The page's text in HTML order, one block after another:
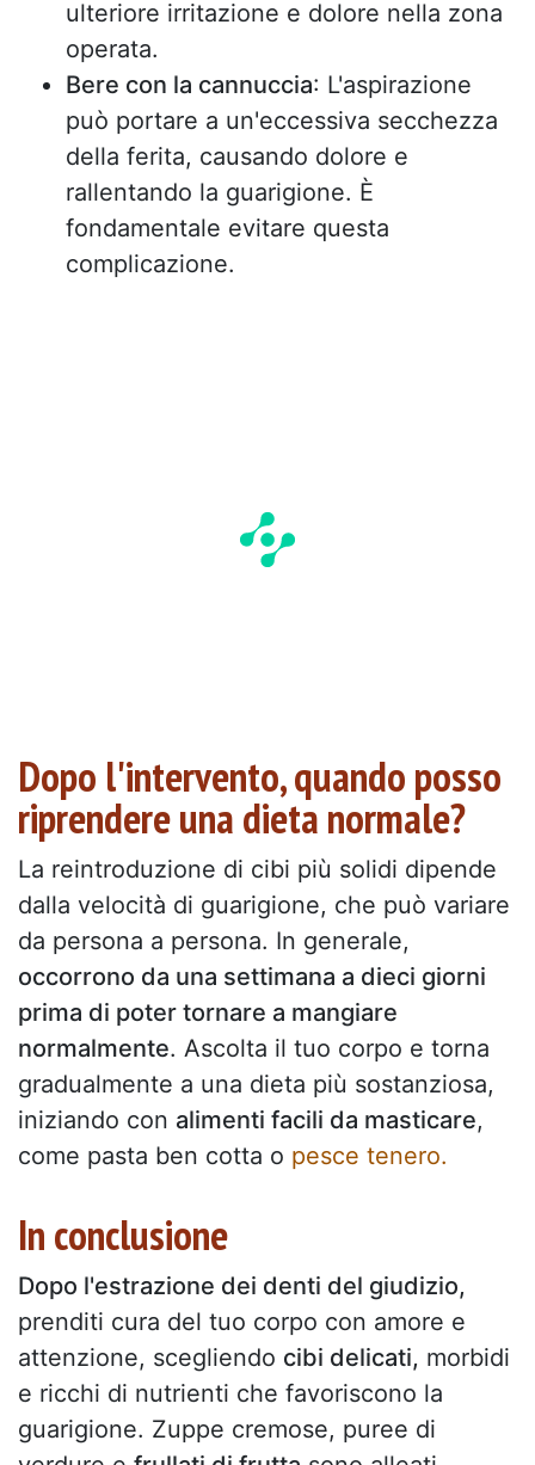
ulteriore irritazione e dolore nella zona
operata.
Bere con la cannuccia: L'aspirazione
può portare a un'eccessiva secchezza
della ferita, causando dolore e
rallentando la guarigione. È
fondamentale evitare questa
complicazione.
Dopo l'intervento, quando posso
riprendere una dieta normale?
La reintroduzione di cibi più solidi dipende
dalla velocità di guarigione, che può variare
da persona a persona. In generale,
occorrono da una settimana a dieci giorni
prima di poter tornare a mangiare
normalmente. Ascolta il tuo corpo e torna
gradualmente a una dieta più sostanziosa,
iniziando con alimenti facili da masticare,
come pasta ben cotta o pesce tenero.
In conclusione
Dopo l'estrazione dei denti del giudizio,
prenditi cura del tuo corpo con amore e
attenzione, scegliendo cibi delicati, morbidi
e ricchi di nutrienti che favoriscono la
guarigione. Zuppe cremose, puree di